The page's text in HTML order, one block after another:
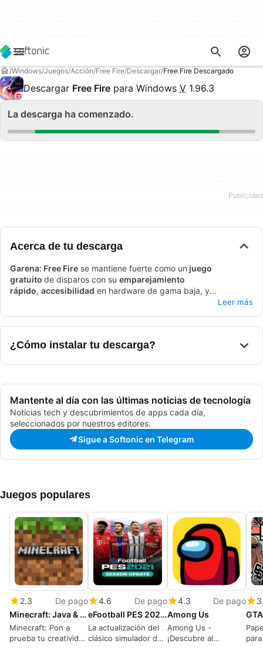
Windows Juegos Acción Free Fire Descargar Free Fire Descargado
Descargar Free Fire para Windows V 1.96.3
La descarga ha comenzado.
Acerca de tu descarga
Garena: Free Fire se mantiene fuerte como un juego
gratuito de disparos con su emparejamiento
rápido, accesibilidad en hardware de gama baja, y
actualizaciones
sostienen una comunidad vibrante. Desarrollado por Garena,
jugadores en su arena de battle royale, asegurando que solo
desierta. Dominar tácticas de supervivencia y formar alianzas
jugador en pie. Con actualizaciones regulares
Leer más
¿Cómo instalar tu descarga?
Mantente al día con las últimas noticias de tecnología
Noticias tech y descubrimientos de apps cada día,
seleccionados por nuestros editores.
Sigue a Softonic en Telegram
Juegos populares
2.3
De pago
Minecraft: Java & Bedrock Edition
Minecraft: Pon a
prueba tu creatividad
4.6
De pago
eFootball PES 2021 Season Update
La actualización del
clásico simulador de
4.3
De pago
Among Us
Among Us -
¡Descubre al